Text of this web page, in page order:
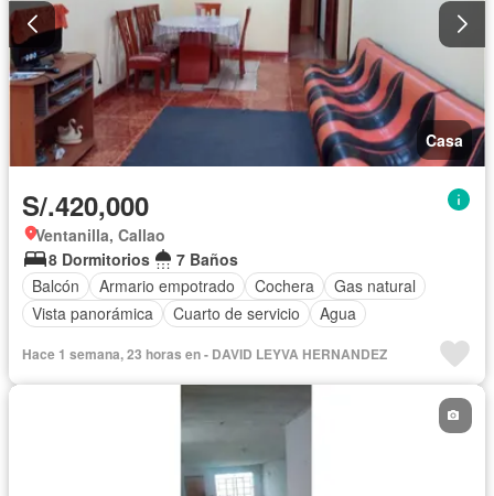
Casa
S/.420,000
Ventanilla, Callao
8 Dormitorios
7 Baños
Balcón
Armario empotrado Cochera
Gas natural
Vista panorámica
Cuarto de servicio Agua
Hace 1 semana, 23 horas en - DAVID LEYVA HERNANDEZ